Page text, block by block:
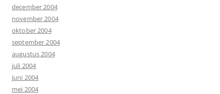
december 2004
november 2004
oktober 2004
september 2004
augustus 2004
juli 2004
juni 2004
mei 2004